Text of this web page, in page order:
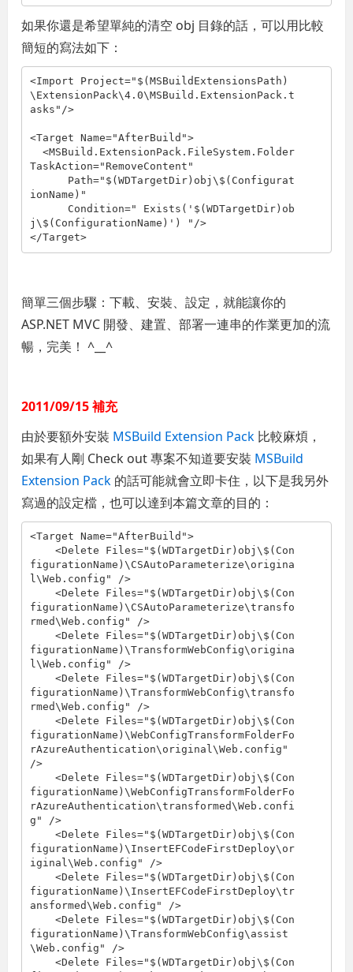
如果你還是希望單純的清空 obj 目錄的話，可以用比較
簡短的寫法如下：
<Import Project="$(MSBuildExtensionsPath)
\ExtensionPack\4.0\MSBuild.ExtensionPack.t
asks"/>
<Target Name="AfterBuild">
TaskAction="RemoveContent"
ionName)"
j\$(ConfigurationName)') "/>
</Target>
簡單三個步驟：下載、安裝、設定，就能讓你的
ASP.NET MVC 開發、建置、部署一連串的作業更加的流
暢，完美！ ^__^
2011/09/15 補充
由於要額外安裝 MSBuild Extension Pack 比較麻煩，
如果有人剛 Check out 專案不知道要安裝 MSBuild
Extension Pack 的話可能就會立即卡住，以下是我另外
寫過的設定檔，也可以達到本篇文章的目的：
<Target Name="AfterBuild">
figurationName)\CSAutoParameterize\origina
l\Web.config" />
figurationName)\CSAutoParameterize\transfo
rmed\Web.config" />
figurationName)\TransformWebConfig\origina
l\Web.config" />
figurationName)\TransformWebConfig\transfo
rmed\Web.config" />
figurationName)\WebConfigTransformFolderFo
rAzureAuthentication\original\Web.config"
/>
figurationName)\WebConfigTransformFolderFo
rAzureAuthentication\transformed\Web.confi
g" />
figurationName)\InsertEFCodeFirstDeploy\or
iginal\Web.config" />
figurationName)\InsertEFCodeFirstDeploy\tr
ansformed\Web.config" />
figurationName)\TransformWebConfig\assist
\Web.config" />